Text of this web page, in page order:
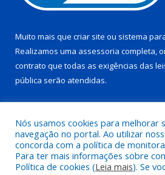
Muito mais que criar site ou sistema
Realizamos uma assessoria completa,
contrato que todas as exigências das
pública serão atendidas.
Todos os direitos reservados a
Nós usamos cookies para melhorar
navegação no portal. Ao utilizar
concorda com a política de
Para ter mais informações sobre
Política de cookies (Leia mais). Se